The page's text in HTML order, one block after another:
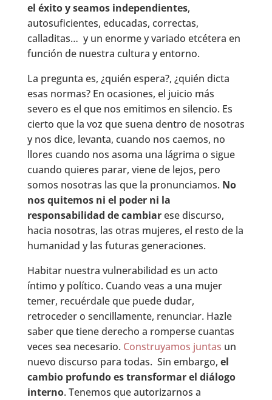
el éxito y seamos independientes,
autosuficientes, educadas, correctas,
calladitas… y un enorme y variado etcétera en
función de nuestra cultura y entorno.
La pregunta es, ¿quién espera?, ¿quién dicta
esas normas? En ocasiones, el juicio más
severo es el que nos emitimos en silencio. Es
cierto que la voz que suena dentro de nosotras
y nos dice, levanta, cuando nos caemos, no
llores cuando nos asoma una lágrima o sigue
cuando quieres parar, viene de lejos, pero
somos nosotras las que la pronunciamos. No
nos quitemos ni el poder ni la
responsabilidad de cambiarese discurso,
hacia nosotras, las otras mujeres, el resto de la
humanidad y las futuras generaciones.
Habitar nuestra vulnerabilidad es un acto
íntimo y político. Cuando veas a una mujer
temer, recuérdale que puede dudar,
retroceder o sencillamente, renunciar. Hazle
saber que tiene derecho a romperse cuantas
veces sea necesario. Construyamos juntas un
nuevo discurso para todas. Sin embargo, el
cambio profundo es transformar el diálogo
interno. Tenemos que autorizarnos a